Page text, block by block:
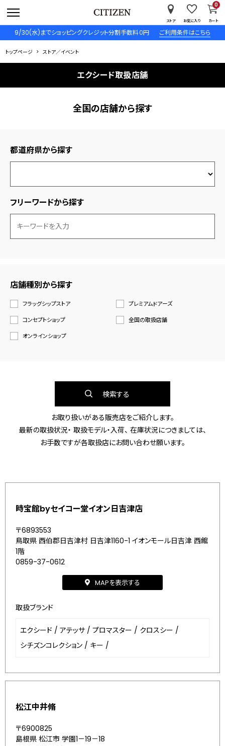
9/30(水)までショッピングクレジット分割手数料０円 ご利用条件はこちら
ストア お気に入り カート
0
トップページ ストア／イベント
エクシード取扱店舗
全国の店舗から探す
都道府県から探す
フリーワードから探す
店舗種別から探す
フラッグシップストア
プレミアムドアーズ
コンセプトショップ
全国の取扱店舗
オンラインショップ
検索する
お取り扱いがある販売店をご紹介します。
最新の取扱状況・ 取扱モデル・入荷、 在庫状況につきましては、
お手数ですが各取扱店にお問い合わせ願います。
時宝館byセイコー堂イオン日吉津店
〒6893553
鳥取県 西伯郡日吉津村 日吉津1160-1 イオンモール日吉津 西館
1階
0859-37-0612
MAPを表示する
取扱ブランド
エクシード / アテッサ / プロマスター / クロスシー /
シチズンコレクション / キー /
松江中井脩
〒6900825
島根県 松江市 学園1－19－18